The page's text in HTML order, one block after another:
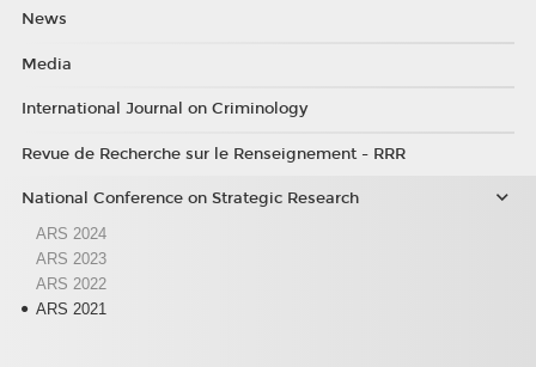
News
Media
International Journal on Criminology
Revue de Recherche sur le Renseignement - RRR
National Conference on Strategic Research
ARS 2024
ARS 2023
ARS 2022
ARS 2021